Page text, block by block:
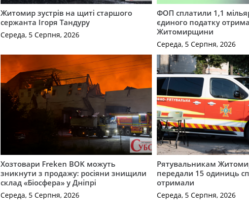
Житомир зустрів на щиті старшого
сержанта Ігоря Тандуру
Середа, 5 Серпня, 2026
ФОП сплатили 1,1
єдиного податку
Житомирщини
Середа, 5 Серпня, 2026
Хозтовари Freken BOK можуть
зникнути з продажу: росіяни знищили
склад «Біосфера» у Дніпрі
Середа, 5 Серпня, 2026
Рятувальникам
передали 15 одиниць
отримали
Середа, 5 Серпня, 2026